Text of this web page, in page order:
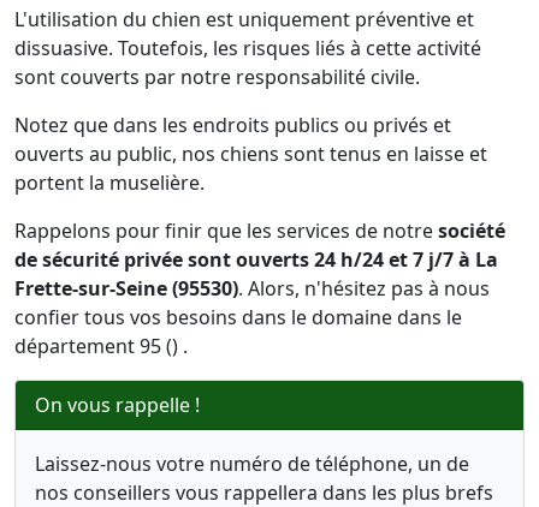
L'utilisation du chien est uniquement préventive et
dissuasive. Toutefois, les risques liés à cette activité
sont couverts par notre responsabilité civile.
Notez que dans les endroits publics ou privés et
ouverts au public, nos chiens sont tenus en laisse et
portent la muselière.
Rappelons pour finir que les services de notresociété
de sécurité privée sont ouverts 24 h/24 et 7 j/7 à La
Frette-sur-Seine (95530). Alors, n'hésitez pas à nous
confier tous vos besoins dans le domaine dans le
département 95 () .
On vous rappelle !
Laissez-nous votre numéro de téléphone, un de
nos conseillers vous rappellera dans les plus brefs